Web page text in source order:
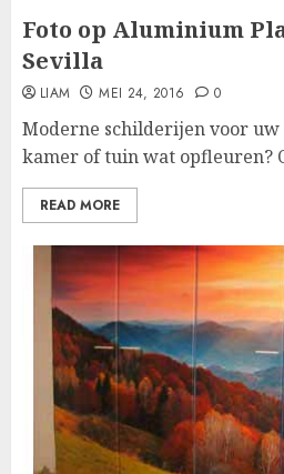
Foto op Aluminium
‪Sevilla‬
LIAM MEI 24, 2016 0
Moderne schilderijen voor
kamer of tuin wat opfleuren?
READ MORE